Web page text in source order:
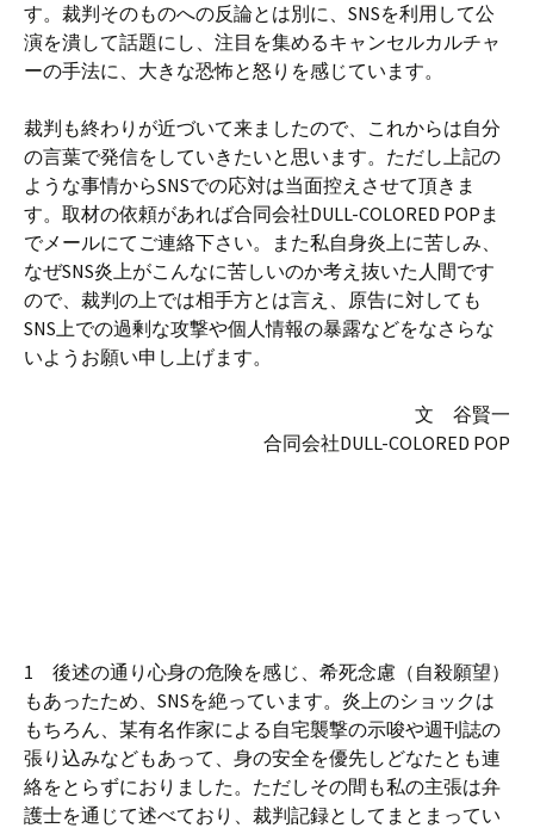
す。裁判そのものへの反論とは別に、SNSを利用して公
演を潰して話題にし、注目を集めるキャンセルカルチャ
ーの手法に、大きな恐怖と怒りを感じています。
ㅤ裁判も終わりが近づいて来ましたので、これからは自分
の言葉で発信をしていきたいと思います。ただし上記の
ような事情からSNSでの応対は当面控えさせて頂きま
す。取材の依頼があれば合同会社DULL-COLORED POPま
でメールにてご連絡下さい。また私自身炎上に苦しみ、
なぜSNS炎上がこんなに苦しいのか考え抜いた人間です
ので、裁判の上では相手方とは言え、原告に対しても
SNS上での過剰な攻撃や個人情報の暴露などをなさらな
いようお願い申し上げます。
文 谷賢一
合同会社DULL-COLORED POP
1 後述の通り心身の危険を感じ、希死念慮（自殺願望）
もあったため、SNSを絶っています。炎上のショックは
もちろん、某有名作家による自宅襲撃の示唆や週刊誌の
張り込みなどもあって、身の安全を優先しどなたとも連
絡をとらずにおりました。ただしその間も私の主張は弁
護士を通じて述べており、裁判記録としてまとまってい